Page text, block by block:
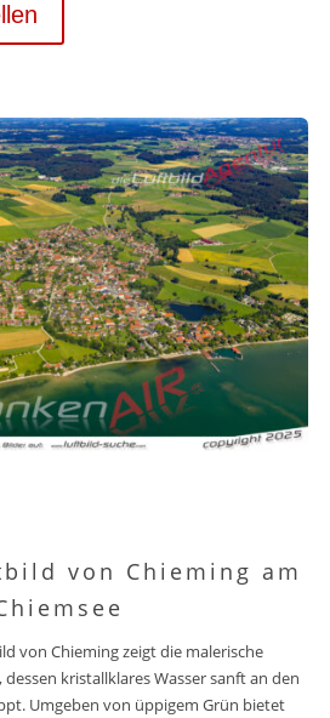
von Chieming am
von Chieming zeigt die malerische
kristallklares Wasser sanft an den
Umgeben von üppigem Grün bietet